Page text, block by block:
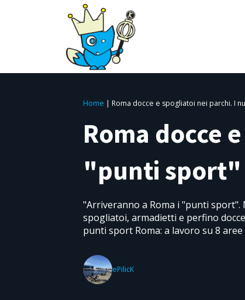
Home | Roma docce e spogliatoi nei parchi. I
Roma docce
"punti sport"
"Arriveranno a Roma i "punti
spogliatoi, armadietti e perfino
punti sport Roma: a lavoro su 8
ePilicK